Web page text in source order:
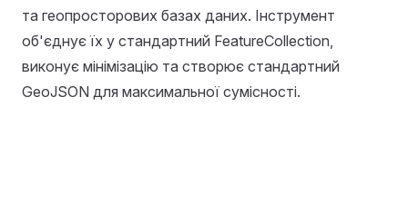
та геопросторових базах даних. Інструмент
об'єднує їх у стандартний FeatureCollection,
виконує мінімізацію та створює стандартний
GeoJSON для максимальної сумісності.